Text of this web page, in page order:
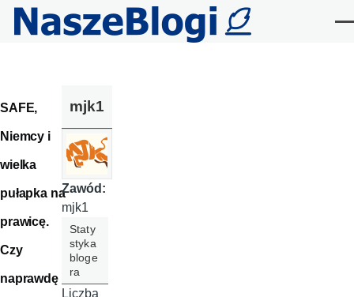
Przejdź do treści
SAFE,
Niemcy i
wielka
pułapka na
prawicę.
Czy
naprawdę
mjk1
Zawód:
mjk1
Staty
styka
bloge
ra
Liczba